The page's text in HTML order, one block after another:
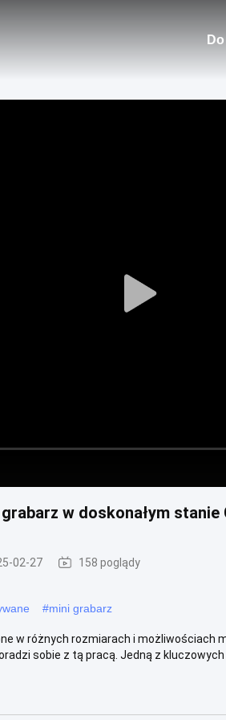
Play
w doskonałym stanie
02-27 158 poglądy
#mini grabarz
w różnych rozmiarach i możliwościach
sobie z tą pracą. Jedną z kluczowych